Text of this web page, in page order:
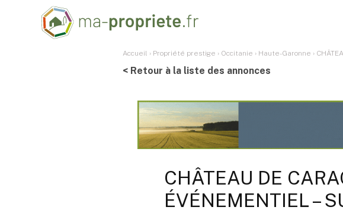
Accueil › Propriété prestige › Occitanie › Haute-Garonne ›
< Retour à la liste des annonces
CHÂTEAU DE
ÉVÉNEMENTIEL –